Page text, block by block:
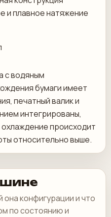
и плавное натяжение
с водяным
бумаги имеет
печатный валик и
интегрированы,
происходит
относительно выше.
она конфигурации и что
по состоянию и